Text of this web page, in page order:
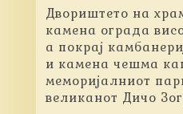
Двориштето на
камена ограда
а покрај
и камена чешма
меморијалниот
великанот Дичо